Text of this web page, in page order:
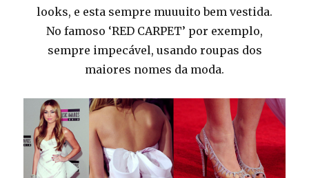
looks, e esta sempre muuuito bem vestida.
No famoso ‘RED CARPET’ por exemplo,
sempre impecável, usando roupas dos
maiores nomes da moda.